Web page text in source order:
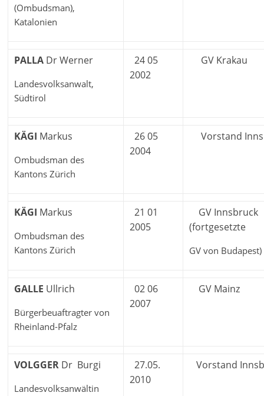
(Ombudsman),
Katalonien
PALLA Dr Werner
Landesvolksanwalt,
Südtirol
24 05
2002
GV Krakau
KÄGI Markus
Ombudsman des
Kantons Zürich
26 05
2004
Vorstand
KÄGI Markus
Ombudsman des
Kantons Zürich
21 01
2005
GV Innsbruck
(fortgesetzte
GV von Budapest)
GALLE Ullrich
Bürgerbeuaftragter von
Rheinland-Pfalz
02 06
2007
GV Mainz
VOLGGER Dr Burgi
Landesvolksanwältin
27.05.
2010
Vorstand